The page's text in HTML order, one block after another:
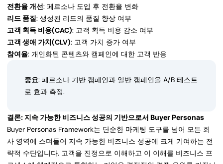
전환율 개선: 페르소나 도입 후 전환율 변화
리드 품질: 생성된 리드의 품질 향상 여부
고객 획득 비용(CAC): 고객 획득 비용 감소 여부
고객 생애 가치(CLV): 고객 가치 증가 여부
참여율: 개인화된 콘텐츠와 캠페인에 대한 고객 반응
중요: 페르소나 기반 캠페인과 일반 캠페인을 A/B 테스트
로 효과 측정.
결론: 지속 가능한 비즈니스 성공의 기반으로서 Buyer Personas
Buyer Personas Framework는 단순한 마케팅 도구를 넘어 모든 회
사 영역에 스며들어 지속 가능한 비즈니스 성공에 크게 기여하는 전
략적 수단입니다. 고객을 진정으로 이해하고 이 이해를 비즈니스 프